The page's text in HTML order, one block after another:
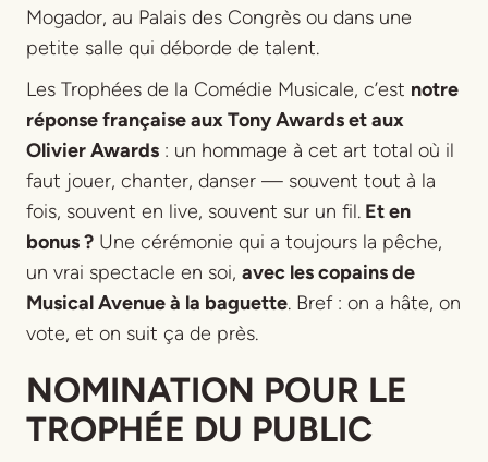
Mogador, au Palais des Congrès ou dans une
petite salle qui déborde de talent.
Les Trophées de la Comédie Musicale, c’est notre
réponse française aux Tony Awards et aux
Olivier Awards : un hommage à cet art total où il
faut jouer, chanter, danser — souvent tout à la
fois, souvent en live, souvent sur un fil. Et en
bonus ? Une cérémonie qui a toujours la pêche,
un vrai spectacle en soi, avec les copains de
Musical Avenue à la baguette. Bref : on a hâte, on
vote, et on suit ça de près.
NOMINATION POUR LE
TROPHÉE DU PUBLIC